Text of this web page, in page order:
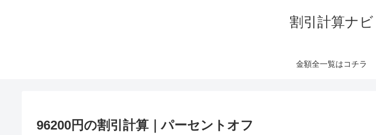
割引計算ナビ
金額全一覧はコチラ
96200円の割引計算｜パーセントオフ